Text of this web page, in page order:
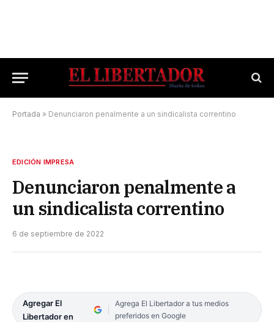
Portada » Denunciaron penalmente a un sindicalista correntino
EDICIÓN IMPRESA
Denunciaron penalmente a
un sindicalista correntino
6 de septiembre de 2022
Agregar El
Libertador en
Agrega El Libertador a tus medios
preferidos en Google